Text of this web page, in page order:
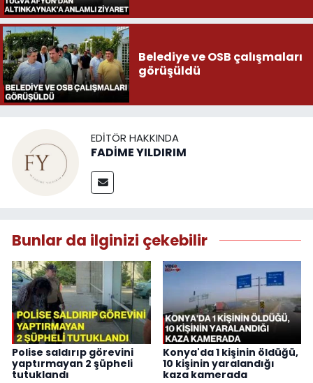
Belediye ve OSB çalışmaları
görüşüldü
EDITÖR HAKKINDA
FADİME YILDIRIM
Bunlar da ilginizi çekebilir
Polise saldırıp görevini
yaptırmayan 2 şüpheli
tutuklandı
Konya'da 1 kişinin öldüğü,
10 kişinin yaralandığı
kaza kamerada